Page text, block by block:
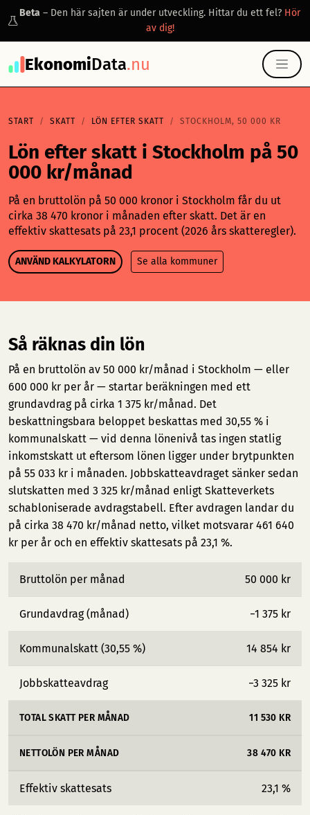
Beta – Den här sajten är under utveckling. Hittar du ett fel? Hör
av dig!
EkonomiData.nu
START SKATT LÖN EFTER SKATT STOCKHOLM, 50 000 KR
Lön efter skatt i Stockholm på 50
000 kr/månad
På en bruttolön på 50 000 kronor i Stockholm får du ut
cirka 38 470 kronor i månaden efter skatt. Det är en
effektiv skattesats på 23,1 procent (2026 års skatteregler).
ANVÄND KALKYLATORN Se alla kommuner
Så räknas din lön
På en bruttolön av 50 000 kr/månad i Stockholm — eller
600 000 kr per år — startar beräkningen med ett
grundavdrag på cirka 1 375 kr/månad. Det
beskattningsbara beloppet beskattas med 30,55 % i
kommunalskatt — vid denna lönenivå tas ingen statlig
inkomstskatt ut eftersom lönen ligger under brytpunkten
på 55 033 kr i månaden. Jobbskatteavdraget sänker sedan
slutskatten med 3 325 kr/månad enligt Skatteverkets
schabloniserade avdragstabell. Efter avdragen landar du
på cirka 38 470 kr/månad netto, vilket motsvarar 461 640
kr per år och en effektiv skattesats på 23,1 %.
Bruttolön per månad 50 000 kr
Grundavdrag (månad) −1 375 kr
Kommunalskatt (30,55 %) 14 854 kr
Jobbskatteavdrag −3 325 kr
TOTAL SKATT PER MÅNAD 11 530 KR
NETTOLÖN PER MÅNAD 38 470 KR
Effektiv skattesats 23,1 %